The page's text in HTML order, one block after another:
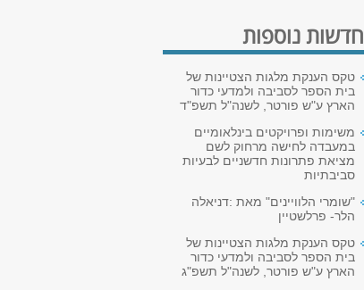
חדשות נוספות
טקס הענקת מלגות הצטיינות של
בית הספר לסביבה ולמדעי כדור
הארץ ע"ש פורטר, לשנה"ל תשפ"ד
משימות ופרויקטים בינלאומיים
במעבדה לחישה מרחוק לשם
מציאת פתרונות חדשניים לבעיות
סביבתיות
"שומרי הלוויינים" מאת :דניאלה
הלר- פרלשטיין
טקס הענקת מלגות הצטיינות של
בית הספר לסביבה ולמדעי כדור
הארץ ע"ש פורטר, לשנה"ל תשפ"ג